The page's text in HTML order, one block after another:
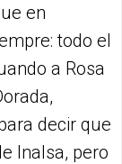
en
todo el
a Rosa
decir que
Inalsa, pero